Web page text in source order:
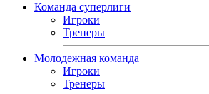
Команда суперлиги
Игроки
Тренеры
Молодежная команда
Игроки
Тренеры